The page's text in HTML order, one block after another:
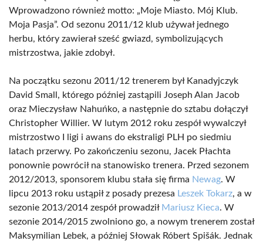
Wprowadzono również motto: „Moje Miasto. Mój Klub.
Moja Pasja”. Od sezonu 2011/12 klub używał jednego
herbu, który zawierał sześć gwiazd, symbolizujących
mistrzostwa, jakie zdobył.
Na początku sezonu 2011/12 trenerem był Kanadyjczyk
David Small, którego później zastąpili Joseph Alan Jacob
oraz Mieczysław Nahuńko, a następnie do sztabu dołączył
Christopher Willier. W lutym 2012 roku zespół wywalczył
mistrzostwo I ligi i awans do ekstraligi PLH po siedmiu
latach przerwy. Po zakończeniu sezonu, Jacek Płachta
ponownie powrócił na stanowisko trenera. Przed sezonem
2012/2013, sponsorem klubu stała się firma Newag. W
lipcu 2013 roku ustąpił z posady prezesa Leszek Tokarz, a w
sezonie 2013/2014 zespół prowadził Mariusz Kieca. W
sezonie 2014/2015 zwolniono go, a nowym trenerem został
Maksymilian Lebek, a później Słowak Róbert Spišák. Jednak